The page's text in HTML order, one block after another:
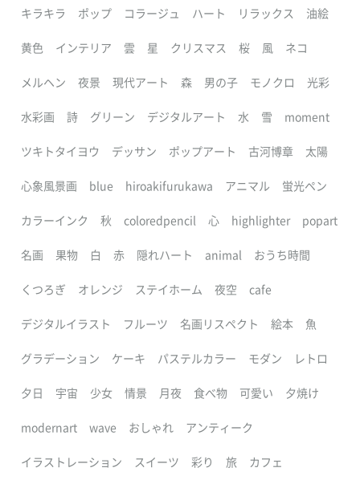
キラキラ ポップ コラージュ ハート リラックス 油絵
黄色 インテリア 雲 星 クリスマス 桜 風 ネコ
メルヘン 夜景 現代アート 森 男の子 モノクロ 光彩
水彩画 詩 グリーン デジタルアート 水 雪 moment
ツキトタイヨウ デッサン ポップアート 古河博章 太陽
心象風景画 blue hiroakifurukawa アニマル 蛍光ペン
カラーインク 秋 coloredpencil 心 highlighter popart
名画 果物 白 赤 隠れハート animal おうち時間
くつろぎ オレンジ ステイホーム 夜空 cafe
デジタルイラスト フルーツ 名画リスペクト 絵本 魚
グラデーション ケーキ パステルカラー モダン レトロ
夕日 宇宙 少女 情景 月夜 食べ物 可愛い 夕焼け
modernart wave おしゃれ アンティーク
イラストレーション スイーツ 彩り 旅 カフェ